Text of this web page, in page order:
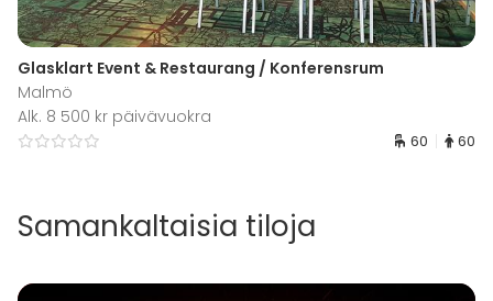
Glasklart Event & Restaurang / Konferensrum
Malmö
Alk. 8 500 kr päivävuokra
60 60
Samankaltaisia tiloja